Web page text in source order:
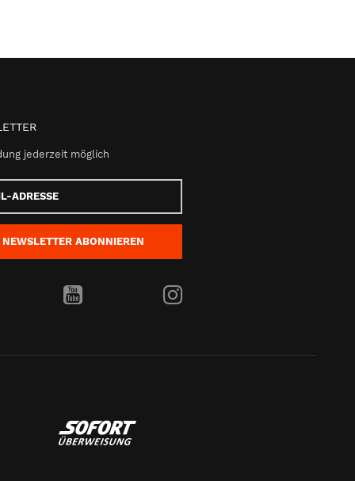
jederzeit möglich
NEWSLETTER ABONNIEREN